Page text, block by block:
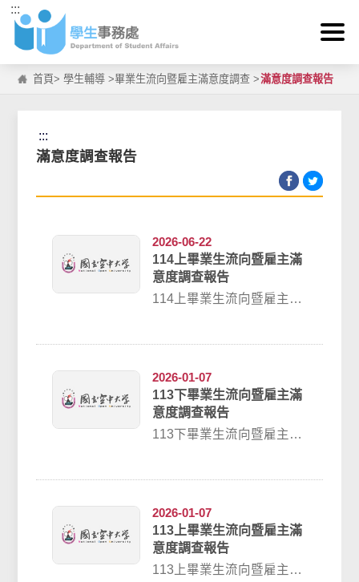
跳到主要內容區塊
:::
首頁>學生輔導 >畢業生流向暨雇主滿意度調查 >滿意度調查報告
:::
滿意度調查報告
2026-06-22
114上畢業生流向暨雇主滿
意度調查報告
114上畢業生流向暨雇主滿
2026-01-07
113下畢業生流向暨雇主滿
意度調查報告
113下畢業生流向暨雇主滿
2026-01-07
113上畢業生流向暨雇主滿
意度調查報告
113上畢業生流向暨雇主滿